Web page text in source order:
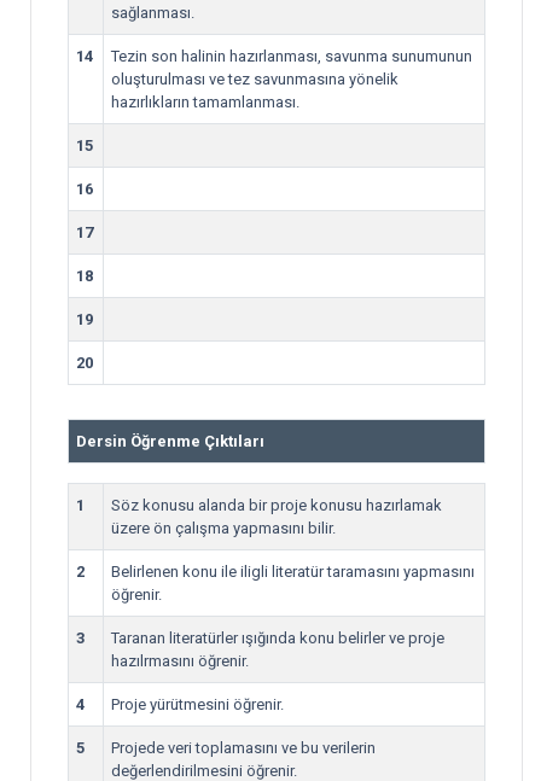
sağlanması.
14
Tezin son halinin hazırlanması, savunma sunumunun
oluşturulması ve tez savunmasına yönelik
hazırlıkların tamamlanması.
15
16
17
18
19
20
Dersin Öğrenme Çıktıları
1
Söz konusu alanda bir proje konusu hazırlamak
üzere ön çalışma yapmasını bilir.
2
Belirlenen konu ile iligli literatür taramasını yapmasını
öğrenir.
3
Taranan literatürler ışığında konu belirler ve proje
hazılrmasını öğrenir.
4 Proje yürütmesini öğrenir.
5
Projede veri toplamasını ve bu verilerin
değerlendirilmesini öğrenir.